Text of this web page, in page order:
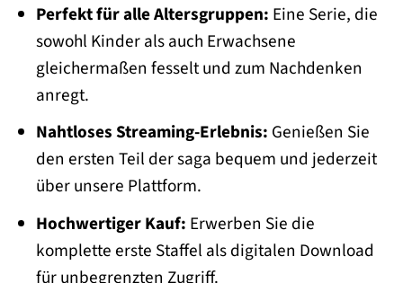
Perfekt für alle Altersgruppen: Eine Serie, die
sowohl Kinder als auch Erwachsene
gleichermaßen fesselt und zum Nachdenken
anregt.
Nahtloses Streaming-Erlebnis: Genießen Sie
den ersten Teil der saga bequem und jederzeit
über unsere Plattform.
Hochwertiger Kauf: Erwerben Sie die
komplette erste Staffel als digitalen Download
für unbegrenzten Zugriff.